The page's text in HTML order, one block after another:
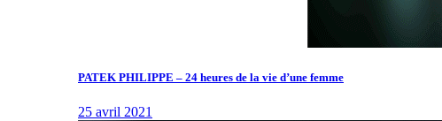
PATEK PHILIPPE – 24 heures de la vie d’une femme
25 avril 2021